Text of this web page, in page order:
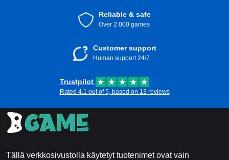
Reliable & safe
Over 2.000 games
Customer support
Human support 24/7
Trustpilot
Rated 4.1 out of 5, based on 13 reviews
Tällä verkkosivustolla käytetyt tuotenimet ovat vain